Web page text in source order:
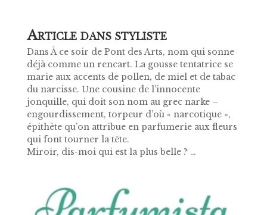
ARTICLE DANS STYLISTE
Dans À ce soir de Pont des Arts, nom qui sonne
déjà comme un rencart. La gousse tentatrice se
marie aux accents de pollen, de miel et de tabac
du narcisse. Une cousine de l’innocente
jonquille, qui doit son nom au grec narke –
engourdissement, torpeur d’où « narcotique »,
épithète qu’on attribue en parfumerie aux fleurs
qui font tourner la tête.
Miroir, dis-moi qui est la plus belle ? …